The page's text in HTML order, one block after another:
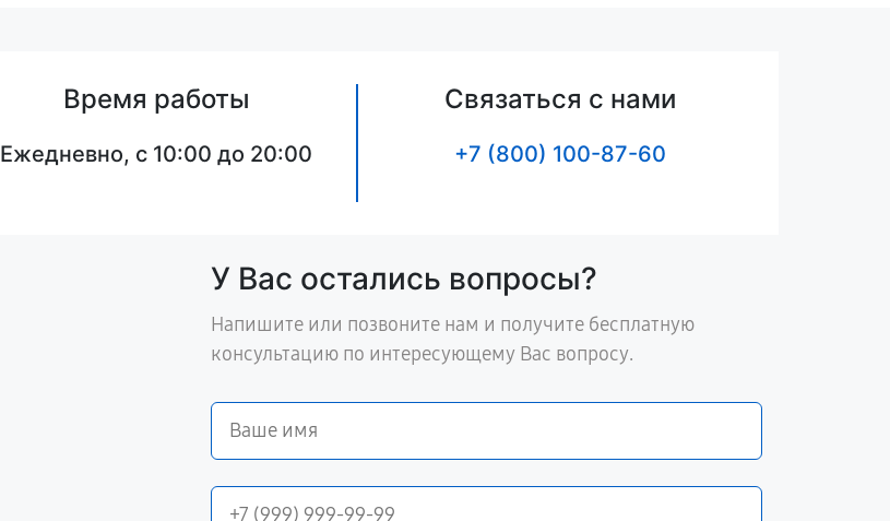
Время работы
Ежедневно, с 10:00 до 20:00
Связаться с нами
+7 (800) 100-87-60
У Вас остались вопросы?
Напишите или позвоните нам и получите бесплатную
консультацию по интересующему Вас вопросу.